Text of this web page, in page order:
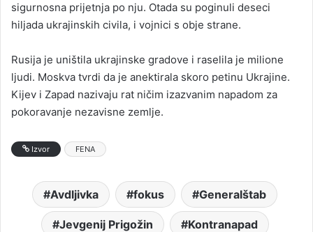
sigurnosna prijetnja po nju. Otada su poginuli deseci
hiljada ukrajinskih civila, i vojnici s obje strane.
Rusija je uništila ukrajinske gradove i raselila je milione
ljudi. Moskva tvrdi da je anektirala skoro petinu Ukrajine.
Kijev i Zapad nazivaju rat ničim izazvanim napadom za
pokoravanje nezavisne zemlje.
Izvor FENA
Avdljivka fokus Generalštab
Jevgenij Prigožin Kontranapad